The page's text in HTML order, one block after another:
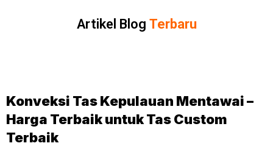
Artikel Blog Terbaru
Konveksi Tas Kepulauan Mentawai –
Harga Terbaik untuk Tas Custom
Terbaik